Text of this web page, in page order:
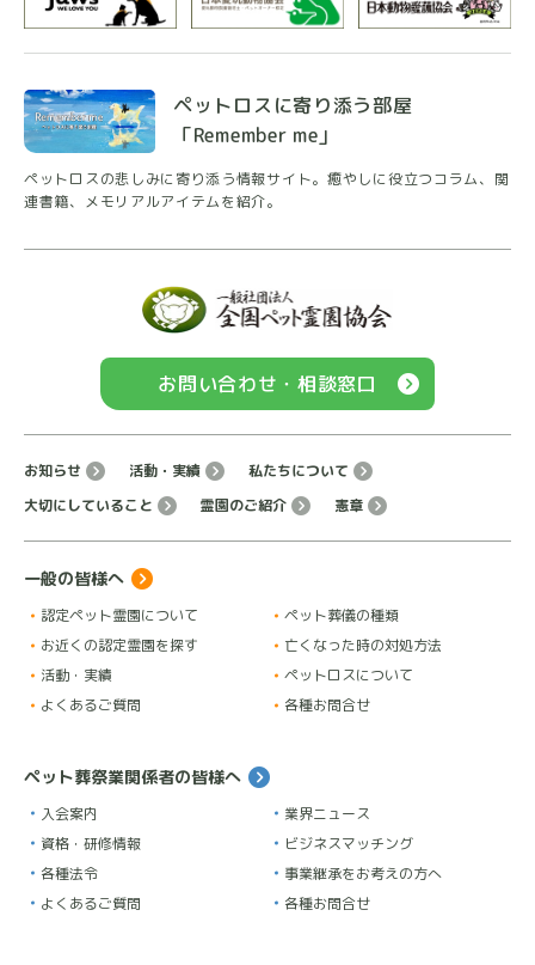
ペットロスに寄り添う部屋
「Remember me」
ペットロスの悲しみに寄り添う情報サイト。癒やしに役立つコラム、関
連書籍、メモリアルアイテムを紹介。
お問い合わせ・相談窓口
お知らせ 活動・実績
私たちについて
大切にしていること
霊園のご紹介 憲章
一般の皆様へ
認定ペット霊園について
ペット葬儀の種類
お近くの認定霊園を探す
亡くなった時の対処方法
活動・実績
ペットロスについて
よくあるご質問
各種お問合せ
ペット葬祭業関係者の皆様へ
入会案内
業界ニュース
資格・研修情報
ビジネスマッチング
各種法令
事業継承をお考えの方へ
よくあるご質問
各種お問合せ